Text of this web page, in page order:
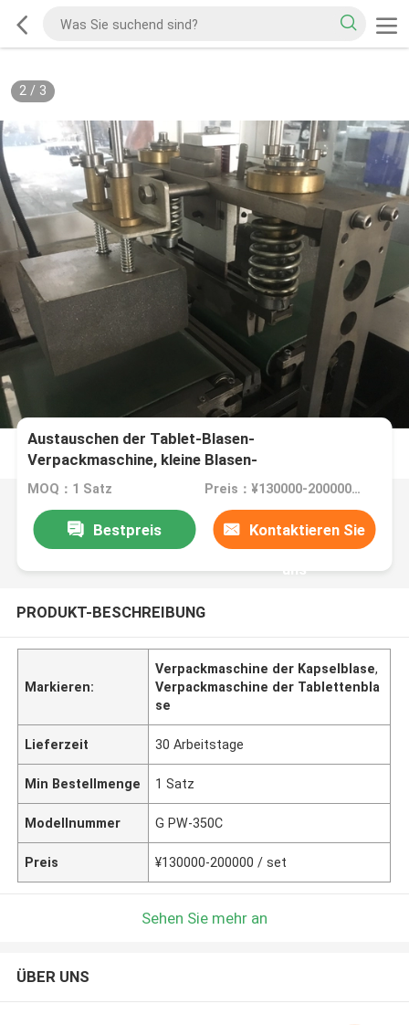
2/ 3
Austauschen der Tablet-Blasen-
Verpackmaschine, kleine Blasen-
Verpackmaschine
MOQ：1 Satz Preis：¥130000-200000 / set
Bestpreis Kontaktieren Sie
uns
PRODUKT-BESCHREIBUNG
Markieren:
Verpackmaschine der Kapselblase,
Verpackmaschine der Tablettenbla
se
Lieferzeit 30 Arbeitstage
Min Bestellmenge 1 Satz
Modellnummer G PW-350C
Preis ¥130000-200000 / set
Sehen Sie mehr an
ÜBER UNS